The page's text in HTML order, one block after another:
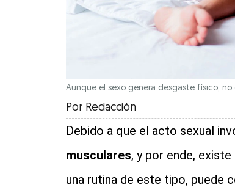
Aunque el sexo genera desgaste físico,
Por Redacción
Debido a que el acto sexual
musculares, y por ende,
una rutina de este tipo, puede